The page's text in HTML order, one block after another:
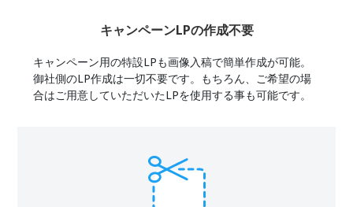
キャンペーンLPの作成不要
キャンペーン用の特設LPも画像入稿で簡単作成が可能。
御社側のLP作成は一切不要です。もちろん、ご希望の場
合はご用意していただいたLPを使用する事も可能です。